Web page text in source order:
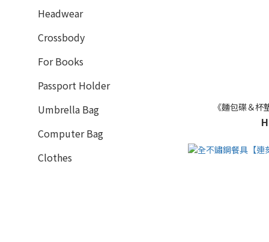
Headwear
Crossbody
For Books
Passport Holder
Umbrella Bag
Computer Bag
Clothes
《麵包碟＆